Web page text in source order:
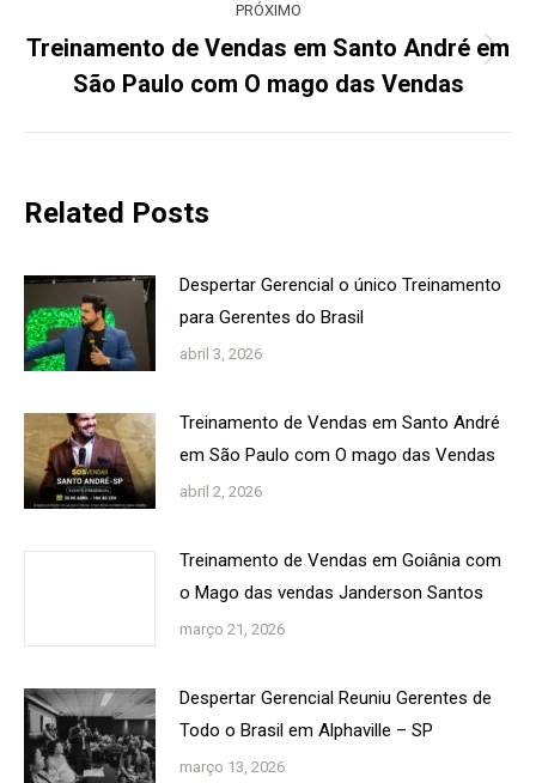
PRÓXIMO
post:
Treinamento de Vendas em Santo André em
São Paulo com O mago das Vendas
Related Posts
Despertar Gerencial o único Treinamento
para Gerentes do Brasil
abril 3, 2026
Treinamento de Vendas em Santo André
em São Paulo com O mago das Vendas
abril 2, 2026
Treinamento de Vendas em Goiânia com
o Mago das vendas Janderson Santos
março 21, 2026
Despertar Gerencial Reuniu Gerentes de
Todo o Brasil em Alphaville – SP
março 13, 2026